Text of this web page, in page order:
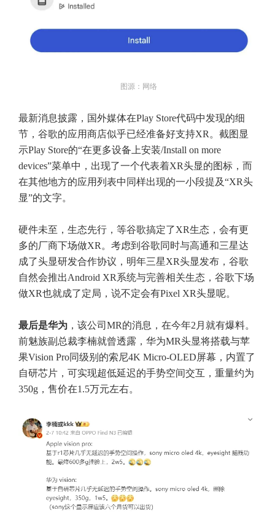
图源：网络
最新消息披露，国外媒体在Play Store代码中发现的细
节，谷歌的应用商店似乎已经准备好支持XR。截图显
示Play Store的“在更多设备上安装/Install on more
devices”菜单中，出现了一个代表着XR头显的图标，而
在其他地方的应用列表中同样出现的一小段提及“XR头
显”的文字。
硬件未至，生态先行，等谷歌搞定了XR生态，会有更
多的厂商下场做XR。考虑到谷歌同时与高通和三星达
成了头显研发合作协议，明年三星XR头显发布，谷歌
自然会推出Android XR系统与完善相关生态，谷歌下场
做XR也就成了定局，说不定会有Pixel XR头显呢。
最后是华为 ，该公司MR的消息，在今年2月就有爆料。
前魅族副总裁李楠就曾透露，华为MR头显将搭载与苹
果Vision Pro同级别的索尼4K Micro-OLED屏幕，内置了
自研芯片，可实现超低延迟的手势空间交互，重量约为
350g，售价在1.5万元左右。